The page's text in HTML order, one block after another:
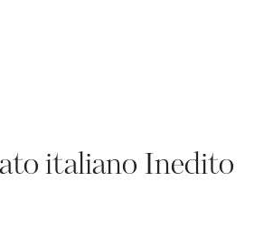
italiano Inedito